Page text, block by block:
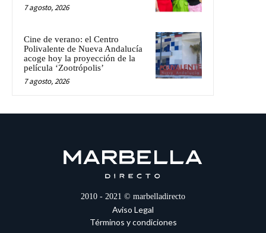
7 agosto, 2026
Cine de verano: el Centro
Polivalente de Nueva Andalucía
acoge hoy la proyección de la
película ‘Zootrópolis’
7 agosto, 2026
2010 - 2021 © marbelladirecto
Aviso Legal
Términos y condiciones